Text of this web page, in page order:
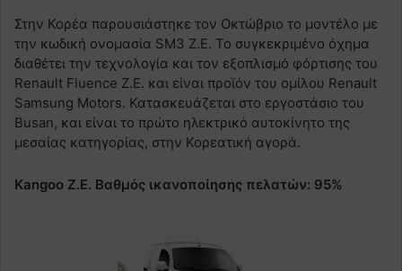
Στην Κορέα παρουσιάστηκε τον Οκτώβριο το μοντέλο με
την κωδική ονομασία SM3 Z.E. Το συγκεκριμένο όχημα
διαθέτει την τεχνολογία και τον εξοπλισμό φόρτισης του
Renault Fluence Z.E. και είναι προϊόν του ομίλου Renault
Samsung Motors. Κατασκευάζεται στο εργοστάσιο του
Busan, και είναι το πρώτο ηλεκτρικό αυτοκίνητο της
μεσαίας κατηγορίας, στην Κορεατική αγορά.
Kangoo Z.E. Βαθμός ικανοποίησης πελατών: 95%